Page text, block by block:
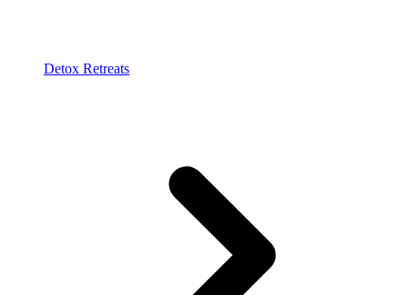
Detox Retreats